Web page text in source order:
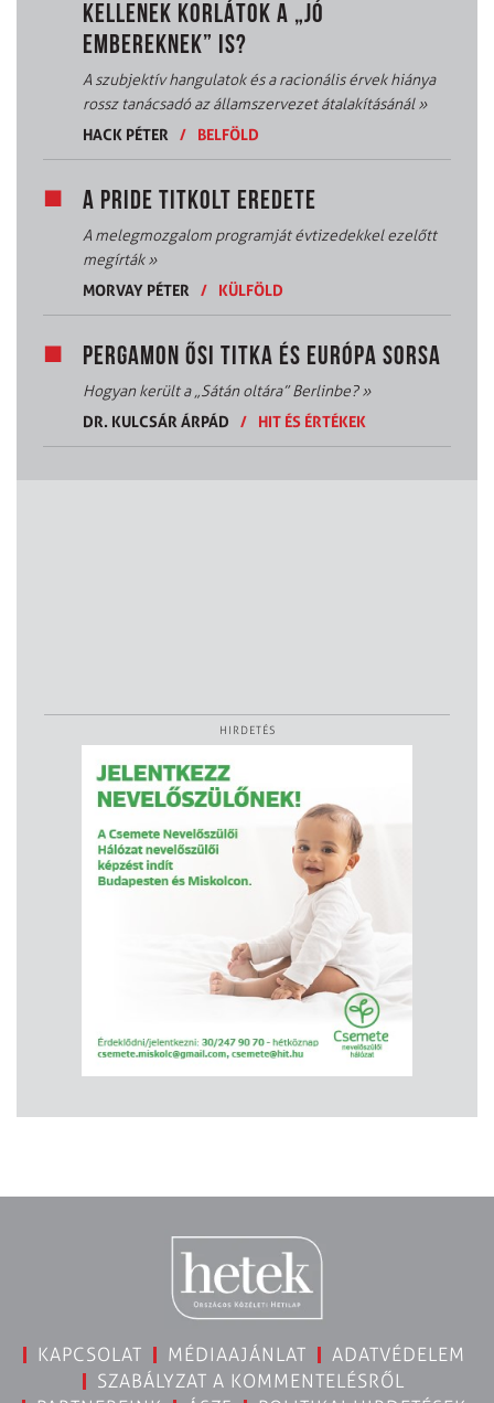
KELLENEK KORLÁTOK A „JÓ
EMBEREKNEK” IS?
A szubjektív hangulatok és a racionális érvek hiánya
rossz tanácsadó az államszervezet átalakításánál»
HACK PÉTER
/ BELFÖLD
A PRIDE TITKOLT EREDETE
A melegmozgalom programját évtizedekkel ezelőtt
megírták»
MORVAY PÉTER
/ KÜLFÖLD
PERGAMON ŐSI TITKA ÉS EURÓPA SORSA
Hogyan került a „Sátán oltára” Berlinbe?»
DR. KULCSÁR ÁRPÁD
/ HIT ÉS ÉRTÉKEK
HIRDETÉS
KAPCSOLAT MÉDIAAJÁNLAT
ADATVÉDELEM
SZABÁLYZAT A KOMMENTELÉSRŐL